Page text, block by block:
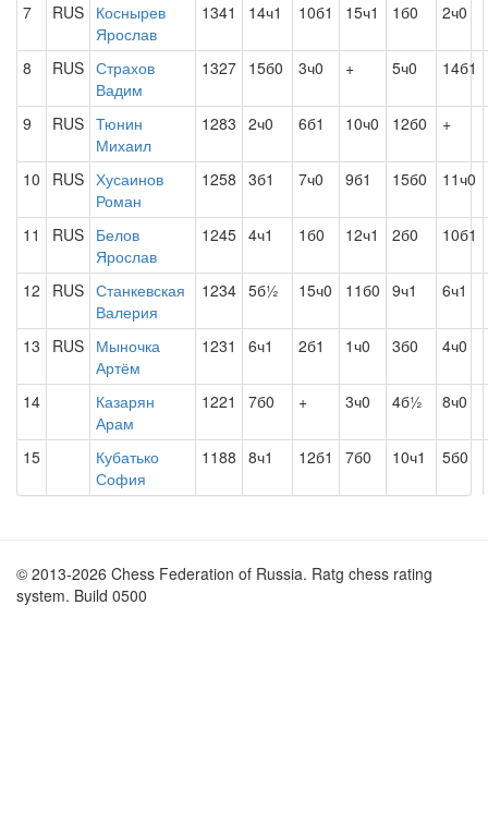
7 RUS Коснырев
Ярослав
1341 14ч1 10б1 15ч1 1б0 2ч0
8 RUS Страхов
Вадим
1327 15б0 3ч0 + 5ч0 14б1
9 RUS Тюнин
Михаил
1283 2ч0 6б1 10ч0 12б0 +
10 RUS Хусаинов
Роман
1258 3б1 7ч0 9б1 15б0 11ч0
11 RUS Белов
Ярослав
1245 4ч1 1б0 12ч1 2б0 10б1
12 RUS Станкевская
Валерия
1234 5б½ 15ч0 11б0 9ч1 6ч1
13 RUS Мыночка
Артём
1231 6ч1 2б1 1ч0 3б0 4ч0
14
Казарян
Арам
1221 7б0 + 3ч0 4б½ 8ч0
15
Кубатько
София
1188 8ч1 12б1 7б0 10ч1 5б0
© 2013-2026 Chess Federation of Russia. Ratg chess rating
system. Build 0500